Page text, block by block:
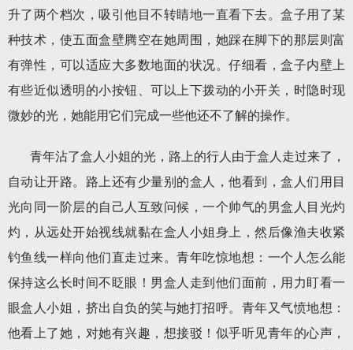
升了两个档次，吸引他目不转睛地一直看下去。盒子用了某
种技术，使五面盒壁腾空在她周围，她踩在脚下的那层则富
有弹性，可以适应大多数地面的状况。仔细看，盒子内壁上
有些近似透明的小按钮、可以上下拨动的小开关，时隐时现
微妙的光，她能用它们完成一些他还不了解的操作。
青年沾了盒人小姐的光，路上的行人由于盒人走过来了，
自动让开路。路上还有少量别的盒人，他看到，盒人们用目
光向同一阶层的自己人互致问候，一个帅气的男盒人目光灼
灼，从远处开始视线就黏在盒人小姐身上，然后像渔夫收紧
钓鱼线一样向他们直走过来。青年吃惊地想：一个人怎么能
保持这么长时间不眨眼！男盒人走到他们面前，用力盯看一
眼盒人小姐，挤出自负的笑与她打招呼。青年又气愤地想：
他看上了她，对她有兴趣，想接驳！似乎听见青年的心声，